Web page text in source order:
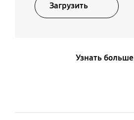
Загрузить
Узнать больше